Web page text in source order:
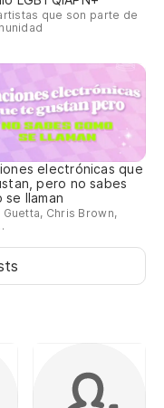
que son parte de
electrónicas que
pero no sabes
se llaman
Guetta, Chris Brown,